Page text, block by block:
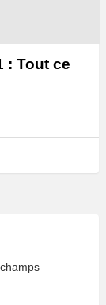
: Tout ce